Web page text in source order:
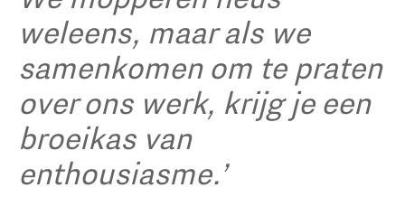
weleens, maar als we
samenkomen om te praten
over ons werk, krijg je een
broeikas van
enthousiasme.’